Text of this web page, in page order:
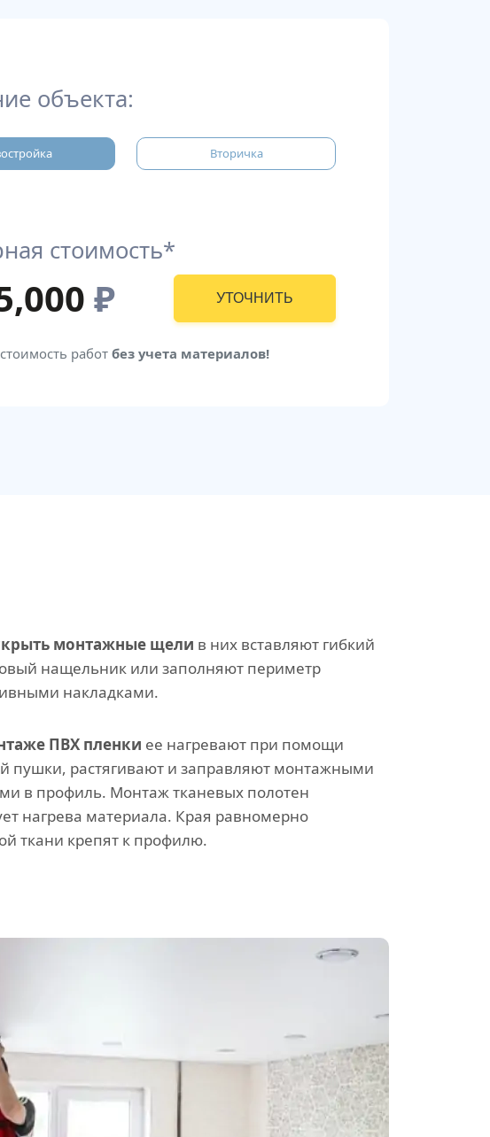
объекта:
Вторичка
стоимость*
₽ УТОЧНИТЬ
работ без учета материалов!
монтажные щели в них вставляют гибкий
нащельник или заполняют периметр
накладками.
ПВХ пленки ее нагревают при помощи
пушки, растягивают и заправляют монтажными
в профиль. Монтаж тканевых полотен
нагрева материала. Края равномерно
ткани крепят к профилю.